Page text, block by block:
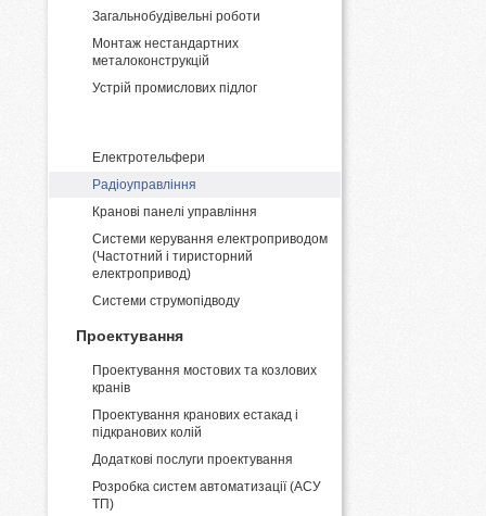
Загальнобудівельні роботи
Монтаж нестандартних
металоконструкцій
Устрій промислових підлог
Електротельфери
Радіоуправління
Кранові панелі управління
Системи керування електроприводом
(Частотний і тиристорний
електропривод)
Системи струмопідводу
Проектування
Проектування мостових та козлових
кранів
Проектування кранових естакад і
підкранових колій
Додаткові послуги проектування
Розробка систем автоматизації (АСУ
ТП)